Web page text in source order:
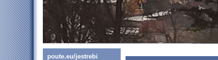
poute.eu/jestrebi